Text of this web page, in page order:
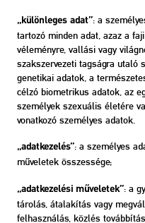
„különleges adat”: a
tartozó minden adat, azaz a
véleményre, vallási vagy
szakszervezeti tagságra utaló
genetikai adatok, a
célzó biometrikus adatok, az
személyek szexuális életére
vonatkozó személyes adatok.
„adatkezelés”: a személyes
műveletek összessége;
„adatkezelési műveletek”: a
tárolás, átalakítás vagy
felhasználás, közlés